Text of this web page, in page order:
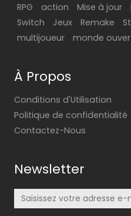
RPG action Mise à jour
Switch
Jeux Remake
multijoueur
monde
À Propos
Conditions d'Utilisation
Politique de confidentialité
Contactez-Nous
Newsletter